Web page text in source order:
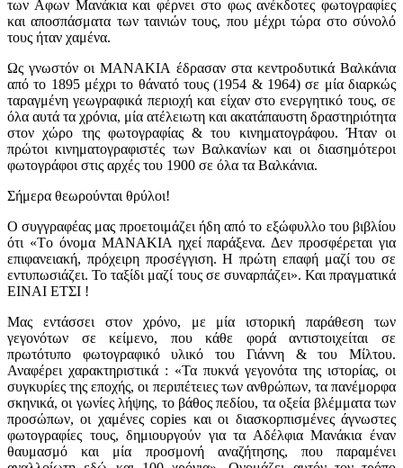
των Αφων Μανάκια και φέρνει στο φως ανέκδοτες φωτογραφίες
και αποσπάσματα των ταινιών τους, που μέχρι τώρα στο σύνολό
τους ήταν χαμένα.
Ως γνωστόν οι ΜΑΝΑΚΙΑ έδρασαν στα κεντροδυτικά Βαλκάνια
από το 1895 μέχρι το θάνατό τους (1954 & 1964) σε μία διαρκώς
ταραγμένη γεωγραφικά περιοχή και είχαν στο ενεργητικό τους, σε
όλα αυτά τα χρόνια, μία ατέλειωτη και ακατάπαυστη δραστηριότητα
στον χώρο της φωτογραφίας & του κινηματογράφου. Ήταν οι
πρώτοι κινηματογραφιστές των Βαλκανίων και οι διασημότεροι
φωτογράφοι στις αρχές του 1900 σε όλα τα Βαλκάνια.
Σήμερα θεωρούνται θρύλοι!
Ο συγγραφέας μας προετοιμάζει ήδη από το εξώφυλλο του βιβλίου
ότι «Tο όνομα ΜΑΝΑΚΙΑ ηχεί παράξενα. Δεν προσφέρεται για
επιφανειακή, πρόχειρη προσέγγιση. Η πρώτη επαφή μαζί του σε
εντυπωσιάζει. Το ταξίδι μαζί τους σε συναρπάζει». Και πραγματικά
ΕΙΝΑΙ ΕΤΣΙ !
Μας εντάσσει στον χρόνο, με μία ιστορική παράθεση των
γεγονότων σε κείμενο, που κάθε φορά αντιστοιχείται σε
πρωτότυπο φωτογραφικό υλικό του Γιάννη & του Μίλτου.
Αναφέρει χαρακτηριστικά : «Τα πυκνά γεγονότα της ιστορίας, οι
συγκυρίες της εποχής, οι περιπέτειες των ανθρώπων, τα πανέμορφα
σκηνικά, οι γωνίες λήψης, το βάθος πεδίου, τα οξεία βλέμματα των
προσώπων, οι χαμένες copies και οι διασκορπισμένες άγνωστες
φωτογραφίες τους, δημιουργούν για τα Αδέλφια Μανάκια έναν
θαυμασμό και μία προσμονή αναζήτησης, που παραμένει